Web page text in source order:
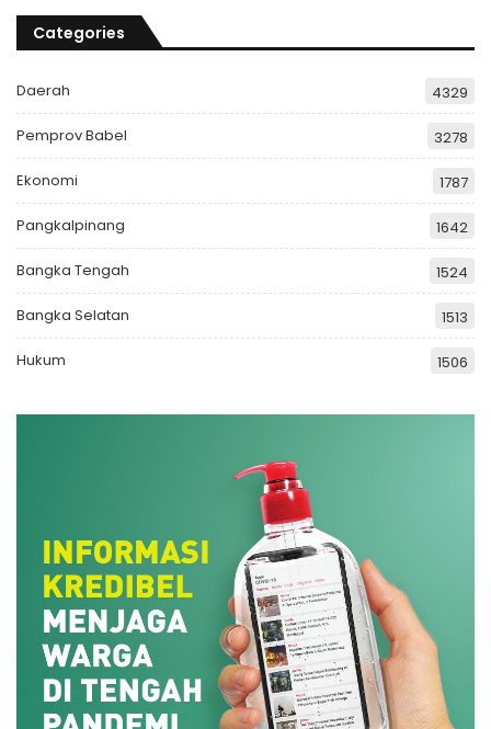
Categories
Daerah 4329
Pemprov Babel 3278
Ekonomi 1787
Pangkalpinang 1642
Bangka Tengah 1524
Bangka Selatan 1513
Hukum 1506